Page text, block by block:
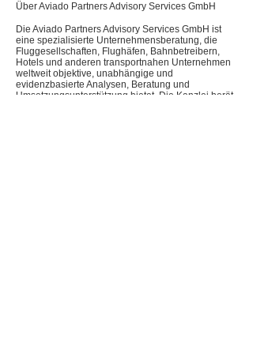
Über Aviado Partners Advisory Services GmbH
Die Aviado Partners Advisory Services GmbH ist
eine spezialisierte Unternehmensberatung, die
Fluggesellschaften, Flughäfen, Bahnbetreibern,
Hotels und anderen transportnahen Unternehmen
weltweit objektive, unabhängige und
evidenzbasierte Analysen, Beratung und
Umsetzungsunterstützung bietet. Die Kanzlei berät